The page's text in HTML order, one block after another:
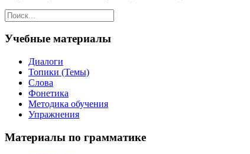
Учебные материалы
Диалоги
Топики (Темы)
Слова
Фонетика
Методика обучения
Упражнения
Материалы по грамматике